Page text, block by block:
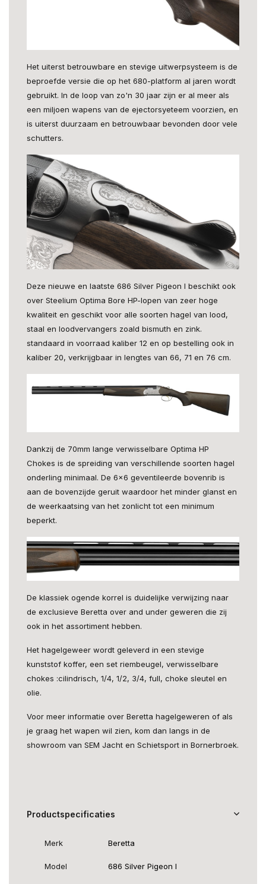
Het uiterst betrouwbare en stevige uitwerpsysteem is de
beproefde versie die op het 680-platform al jaren wordt
gebruikt. In de loop van zo'n 30 jaar zijn er al meer als
een miljoen wapens van de ejectorsyeteem voorzien, en
is uiterst duurzaam en betrouwbaar bevonden door vele
schutters.
Deze nieuwe en laatste 686 Silver Pigeon I beschikt ook
over Steelium Optima Bore HP-lopen van zeer hoge
kwaliteit en geschikt voor alle soorten hagel van lood,
staal en loodvervangers zoald bismuth en zink.
standaard in voorraad kaliber 12 en op bestelling ook in
kaliber 20, verkrijgbaar in lengtes van 66, 71 en 76 cm.
Dankzij de 70mm lange verwisselbare Optima HP
Chokes is de spreiding van verschillende soorten hagel
onderling minimaal. De 6x6 geventileerde bovenrib is
aan de bovenzijde geruit waardoor het minder glanst en
de weerkaatsing van het zonlicht tot een minimum
beperkt.
De klassiek ogende korrel is duidelijke verwijzing naar
de exclusieve Beretta over and under geweren die zij
ook in het assortiment hebben.
Het hagelgeweer wordt geleverd in een stevige
kunststof koffer, een set riembeugel, verwisselbare
chokes :cilindrisch, 1/4, 1/2, 3/4, full, choke sleutel en
olie.
Voor meer informatie over Beretta hagelgeweren of als
je graag het wapen wil zien, kom dan langs in de
showroom van SEM Jacht en Schietsport in Bornerbroek.
Productspecificaties
Merk Beretta
Model 686 Silver Pigeon I